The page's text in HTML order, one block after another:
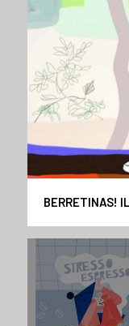
BERRETINAS!